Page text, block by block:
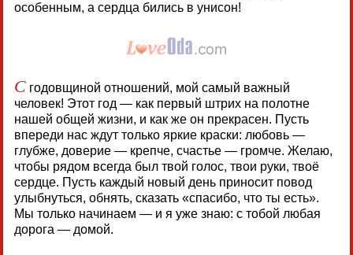
особенным, а сердца бились в унисон!
Сгодовщиной отношений, мой самый важный
человек! Этот год — как первый штрих на полотне
нашей общей жизни, и как же он прекрасен. Пусть
впереди нас ждут только яркие краски: любовь —
глубже, доверие — крепче, счастье — громче. Желаю,
чтобы рядом всегда был твой голос, твои руки, твоё
сердце. Пусть каждый новый день приносит повод
улыбнуться, обнять, сказать «спасибо, что ты есть».
Мы только начинаем — и я уже знаю: с тобой любая
дорога — домой.